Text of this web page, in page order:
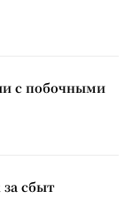
с побочными
сбыт